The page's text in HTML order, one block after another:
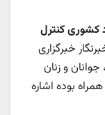
کشوری کنترل
خبرگزاری
و زنان
بوده اشاره